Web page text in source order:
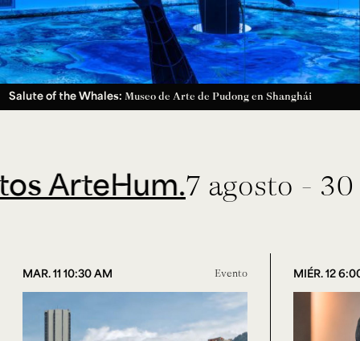
Salute of the Whales: Museo de Arte de Pudong en Shanghái
7 agosto - 30
MAR. 11 10:30 AM Evento MIÉR. 12